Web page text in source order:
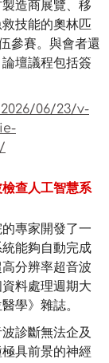
造商展覽、移
技能的奧林匹
參賽。與會者還
壇議程包括簽
06/23/v-
查人工智慧系
專家開發了一
能夠自動完成
分辨率超音波
料處理週期大
學》雜誌。
診斷無法企及
具前景的神經